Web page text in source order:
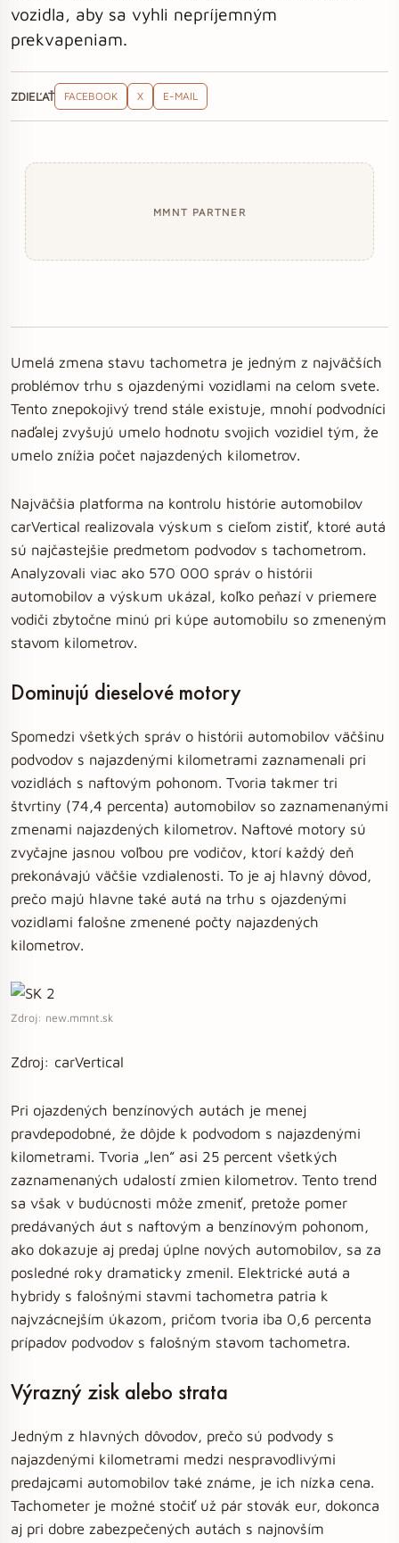
vozidla, aby sa vyhli nepríjemným
prekvapeniam.
ZDIEĽAŤ FACEBOOK X E-MAIL
MMNT PARTNER
Umelá zmena stavu tachometra je jedným z najväčších
problémov trhu s ojazdenými vozidlami na celom svete.
Tento znepokojivý trend stále existuje, mnohí podvodníci
naďalej zvyšujú umelo hodnotu svojich vozidiel tým, že
umelo znížia počet najazdených kilometrov.
Najväčšia platforma na kontrolu histórie automobilov
carVertical realizovala výskum s cieľom zistiť, ktoré autá
sú najčastejšie predmetom podvodov s tachometrom.
Analyzovali viac ako 570 000 správ o histórii
automobilov a výskum ukázal, koľko peňazí v priemere
vodiči zbytočne minú pri kúpe automobilu so zmeneným
stavom kilometrov.
Dominujú dieselové motory
Spomedzi všetkých správ o histórii automobilov väčšinu
podvodov s najazdenými kilometrami zaznamenali pri
vozidlách s naftovým pohonom. Tvoria takmer tri
štvrtiny (74,4 percenta) automobilov so zaznamenanými
zmenami najazdených kilometrov. Naftové motory sú
zvyčajne jasnou voľbou pre vodičov, ktorí každý deň
prekonávajú väčšie vzdialenosti. To je aj hlavný dôvod,
prečo majú hlavne také autá na trhu s ojazdenými
vozidlami falošne zmenené počty najazdených
kilometrov.
Zdroj: new.mmnt.sk
Zdroj: carVertical
Pri ojazdených benzínových autách je menej
pravdepodobné, že dôjde k podvodom s najazdenými
kilometrami. Tvoria „len” asi 25 percent všetkých
zaznamenaných udalostí zmien kilometrov. Tento trend
sa však v budúcnosti môže zmeniť, pretože pomer
predávaných áut s naftovým a benzínovým pohonom,
ako dokazuje aj predaj úplne nových automobilov, sa za
posledné roky dramaticky zmenil. Elektrické autá a
hybridy s falošnými stavmi tachometra patria k
najvzácnejším úkazom, pričom tvoria iba 0,6 percenta
prípadov podvodov s falošným stavom tachometra.
Výrazný zisk alebo strata
Jedným z hlavných dôvodov, prečo sú podvody s
najazdenými kilometrami medzi nespravodlivými
predajcami automobilov také známe, je ich nízka cena.
Tachometer je možné stočiť už pár stovák eur, dokonca
aj pri dobre zabezpečených autách s najnovším